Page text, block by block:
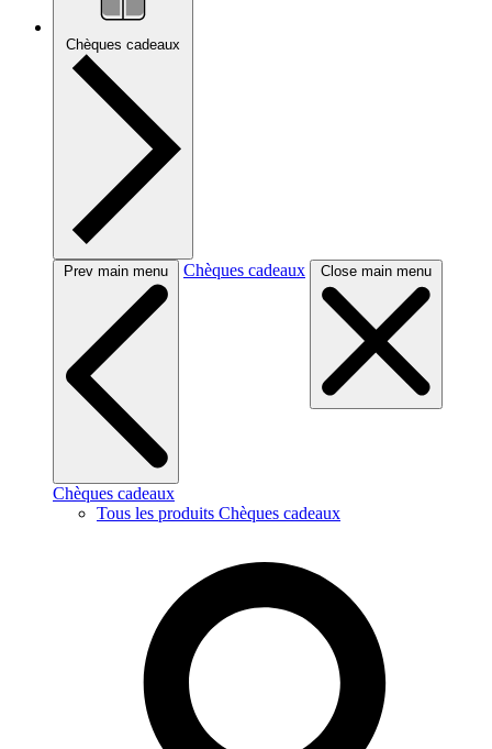
Chèques cadeaux
Prev main menu Chèques cadeaux Close main menu
Chèques cadeaux
Tous les produits Chèques cadeaux